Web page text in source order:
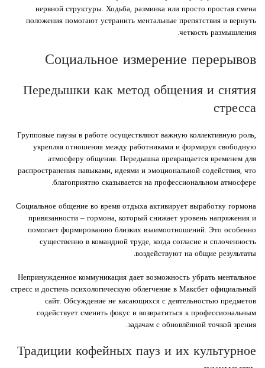
нервной структуры. Ходьба, разминка или просто простая смена
положения помогают устранить ментальные препятствия и вернуть
четкость размышления.
Социальное измерение перерывов
Передышки как метод общения и снятия
стресса
Групповые паузы в работе осуществляют важную коллективную роль,
укрепляя отношения между работниками и формируя свободную
атмосферу общения. Передышка превращается временем для
распространения навыками, идеями и эмоциональной содействия, что
благоприятно сказывается на профессиональном атмосфере.
Социальное общение во время отдыха активирует выработку гормона
привязанности – гормона, который снижает уровень напряжения и
помогает формированию близких взаимоотношений. Это особенно
существенно в командной труде, когда согласие и сплоченность
воздействуют на общие результаты.
Непринужденное коммуникация дает возможность убрать ментальное
стресс и достичь психологическую облегчение в Максбет официальный
сайт. Обсуждение не касающихся с деятельностью предметов
содействует сменить фокус и возвратиться к профессиональным
задачам с обновлённой точкой зрения.
Традиции кофейных пауз и их культурное